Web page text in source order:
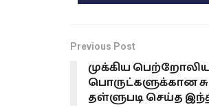
Previous Post
முக்கிய
பொருட்களுக்கான
தள்ளுபடி செய்த